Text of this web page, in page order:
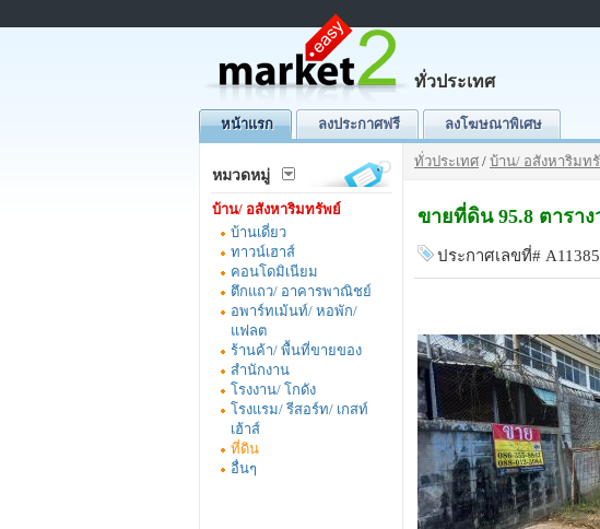
ทั่วประเทศ
หน้าแรก ลงประกาศฟรี ลงโฆษณาพิเศษ
หมวดหมู่
บ้าน/ อสังหาริมทรัพย์
บ้านเดี่ยว
ทาวน์เฮาส์
คอนโดมิเนียม
ตึกแถว/ อาคารพาณิชย์
อพาร์ทเม้นท์/ หอพัก/
แฟลต
ร้านค้า/ พื้นที่ขายของ
สำนักงาน
โรงงาน/ โกดัง
โรงแรม/ รีสอร์ท/ เกสท์
เฮ้าส์
ที่ดิน
อื่นๆ
ทั่วประเทศ / บ้าน/ อสังหาริมท
ขายที่ดิน 95.8 ตารา
ประกาศเลขที่#